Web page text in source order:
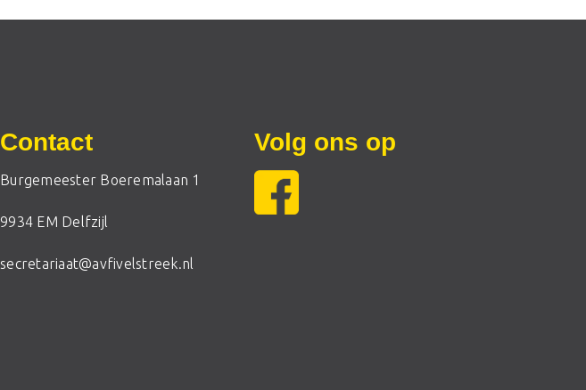
Contact
Burgemeester Boeremalaan 1
9934 EM Delfzijl
secretariaat@avfivelstreek.nl
Volg ons op